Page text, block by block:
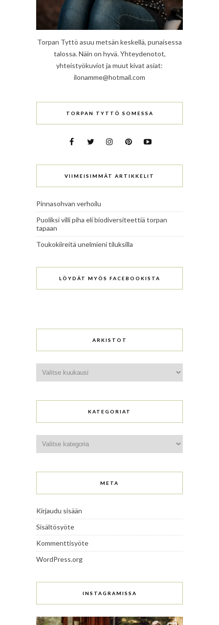
Torpan Tyttö asuu metsän keskellä, punaisessa
talossa. Näin on hyvä. Yhteydenotot,
yhteistyökuviot ja muut kivat asiat:
ilonamme@hotmail.com
TORPAN TYTTÖ SOMESSA
VIIMEISIMMÄT ARTIKKELIT
Pinnasohvan verhoilu
Puoliksi villi piha eli biodiversiteettiä torpan
tapaan
Toukokiireitä unelmieni tiluksilla
LÖYDÄT MYÖS FACEBOOKISTA
ARKISTOT
KATEGORIAT
META
Kirjaudu sisään
Sisältösyöte
Kommenttisyöte
WordPress.org
INSTAGRAMISSA